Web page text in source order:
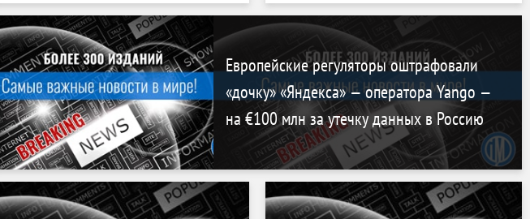
Европейские регуляторы оштрафовали
«дочку» «Яндекса» — оператора Yango —
на €100 млн за утечку данных в Россию